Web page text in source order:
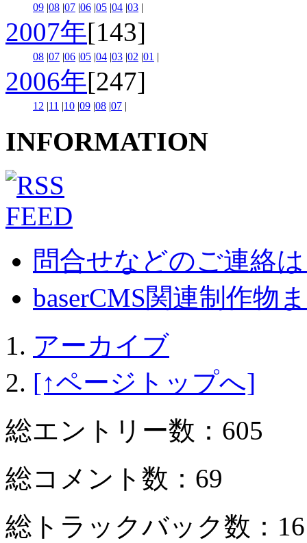
09 |08 |07 |06 |05 |04 |03 |
2007年[143]
08 |07 |06 |05 |04 |03 |02 |01 |
2006年[247]
12 |11 |10 |09 |08 |07 |
INFORMATION
問合せなどのご連絡
baserCMS関連制作物
アーカイブ
[↑ページトップへ]
総エントリー数：605
総コメント数：69
総トラックバック数：16